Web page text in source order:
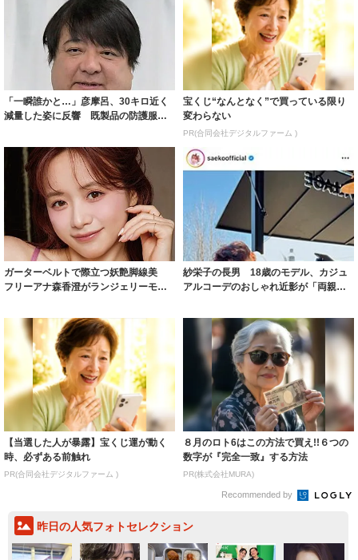
「一瞬誰かと…」彦摩呂、30キロ近く
減量した姿に反響 既製品の防護服が
宝くじ“なんとなく”で買っている限り
変わらない
PR(合同会社デジタルファーム )
ガーターベルトで際立つ妖艶脚線美
フリーアナ森香澄がランジェリーモデ
紗栄子の長男 18歳のモデル、カジュ
アルコーデのおしゃれ近影が「両親の
【当選した人が暴露】宝くじ運が動く
時、必ずある前触れ
PR(合同会社デジタルファーム )
８月のロト6はこの方法で買え!!６つの
数字が『完全一致』する方法
PR(株式会社MURA)
Recommended by
昨日の人気フォトセレクション